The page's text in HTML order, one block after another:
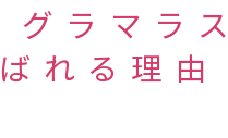
グラマラ
れる理由